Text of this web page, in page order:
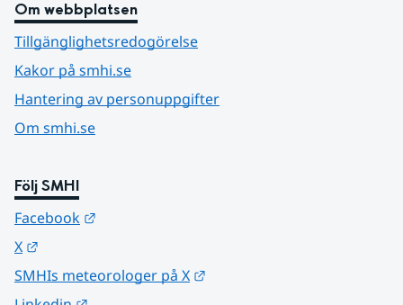
Om webbplatsen
Tillgänglighetsredogörelse
Kakor på smhi.se
Hantering av personuppgifter
Om smhi.se
Följ SMHI
Facebook
X
SMHIs meteorologer på X